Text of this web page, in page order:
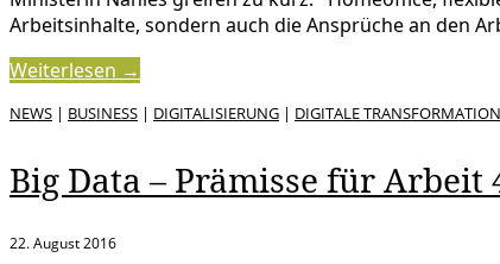
Arbeitsinhalte, sondern auch die Ansprüche an den
Weiterlesen →
NEWS | BUSINESS | DIGITALISIERUNG | DIGITALE TRANSFORMATION
Big Data – Prämisse für
22. August 2016